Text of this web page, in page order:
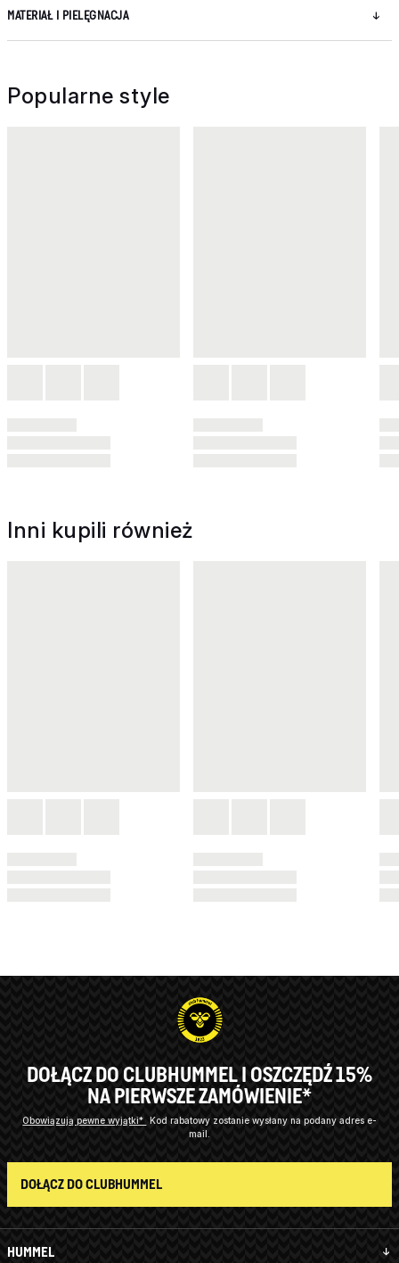
MATERIAŁ I PIELĘGNACJA
Popularne style
Inni kupili również
HUMMEL
DOŁĄCZ DO CLUBHUMMEL I OSZCZĘDŹ 15%
NA PIERWSZE ZAMÓWIENIE*
Obowiązują pewne wyjątki* Kod rabatowy zostanie wysłany na podany adres e-
mail.
DOŁĄCZ DO CLUBHUMMEL